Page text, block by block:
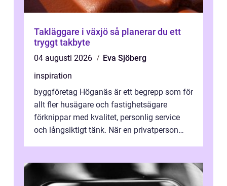
Takläggare i växjö så planerar du ett
tryggt takbyte
04 augusti 2026
Eva Sjöberg
inspiration
byggföretag Höganäs är ett begrepp som för
allt fler husägare och fastighetsägare
förknippar med kvalitet, personlig service
och långsiktigt tänk. När en privatperson